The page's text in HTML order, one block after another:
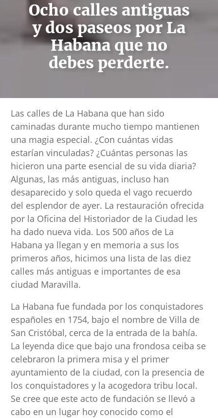
Ocho calles antiguas
y dos paseos por La
Habana que no
debes perderte.
Las calles de La Habana que han sido
caminadas durante mucho tiempo mantienen
una magia especial. ¿Con cuántas vidas
estarían vinculadas? ¿Cuántas personas las
hicieron una parte esencial de su vida diaria?
Algunas, las más antiguas, incluso han
desaparecido y solo queda el vago recuerdo
del esplendor de ayer. La restauración ofrecida
por la Oficina del Historiador de la Ciudad les
ha dado nueva vida. Los 500 años de La
Habana ya llegan y en memoria a sus los
primeros años, hicimos una lista de las diez
calles más antiguas e importantes de esa
ciudad Maravilla.
La Habana fue fundada por los conquistadores
españoles en 1754, bajo el nombre de Villa de
San Cristóbal, cerca de la entrada de la bahía.
La leyenda dice que bajo una frondosa ceiba se
celebraron la primera misa y el primer
ayuntamiento de la ciudad, con la presencia de
los conquistadores y la acogedora tribu local.
Se cree que este acto de fundación se llevó a
cabo en un lugar hoy conocido como el